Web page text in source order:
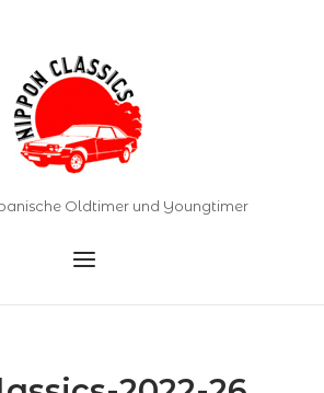
Oldtimer und Youngtimer
Menu